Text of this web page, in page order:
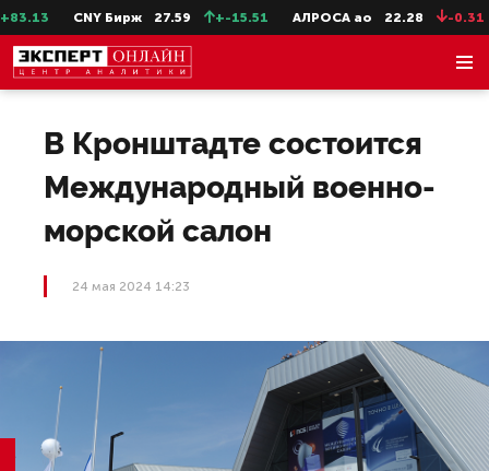
CNY Бирж 27.59 +-15.51 АЛРОСА ао 22.28 -0.31
В Кронштадте состоится
Международный военно-
морской салон
24 мая 2024 14:23